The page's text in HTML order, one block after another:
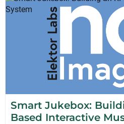
Smart Jukebox:
Based Interactive